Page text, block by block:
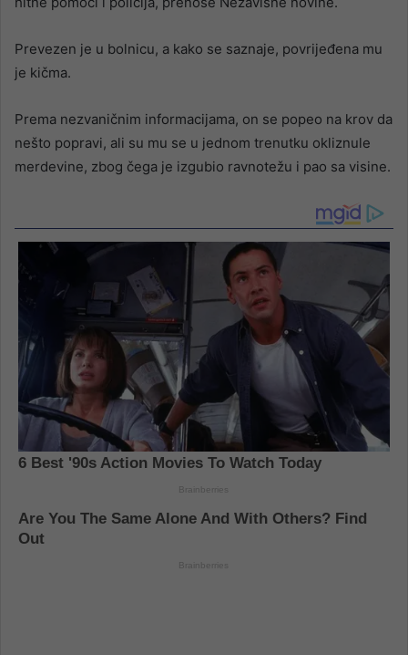
Prevezen je u bolnicu, a kako se saznaje, povrijeđena mu
je kičma.
Prema nezvaničnim informacijama, on se popeo na krov da
nešto popravi, ali su mu se u jednom trenutku okliznule
merdevine, zbog čega je izgubio ravnotežu i pao sa visine.